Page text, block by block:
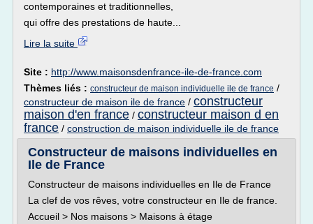
contemporaines et traditionnelles,
qui offre des prestations de haute...
Lire la suite
Site : http://www.maisonsdenfrance-ile-de-france.com
Thèmes liés : constructeur de maison individuelle ile de france /
constructeur de maison ile de france / constructeur
maison d'en france / constructeur maison d en
france / construction de maison individuelle ile de france
Constructeur de maisons individuelles en
Ile de France
Constructeur de maisons individuelles en Ile de France
La clef de vos rêves, votre constructeur en Ile de france.
Accueil > Nos maisons > Maisons à étage